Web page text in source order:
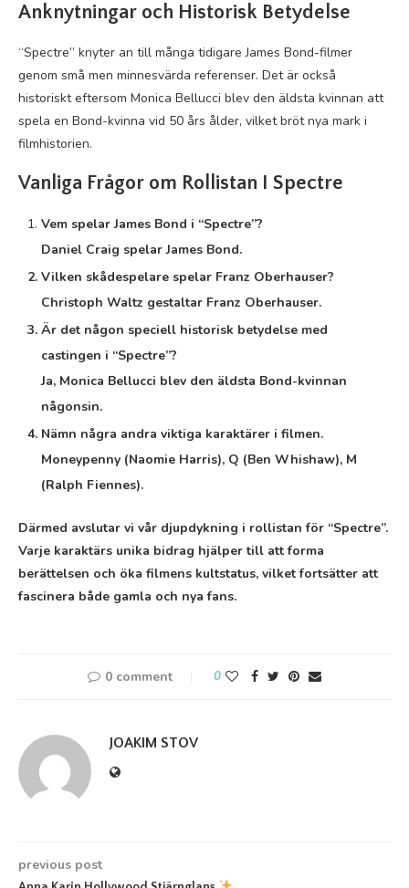
Anknytningar och Historisk Betydelse
“Spectre” knyter an till många tidigare James Bond-filmer
genom små men minnesvärda referenser. Det är också
historiskt eftersom Monica Bellucci blev den äldsta kvinnan att
spela en Bond-kvinna vid 50 års ålder, vilket bröt nya mark i
filmhistorien.
Vanliga Frågor om Rollistan I Spectre
Vem spelar James Bond i “Spectre”?
Daniel Craig spelar James Bond.
Vilken skådespelare spelar Franz Oberhauser?
Christoph Waltz gestaltar Franz Oberhauser.
Är det någon speciell historisk betydelse med
castingen i “Spectre”?
Ja, Monica Bellucci blev den äldsta Bond-kvinnan
någonsin.
Nämn några andra viktiga karaktärer i filmen.
Moneypenny (Naomie Harris), Q (Ben Whishaw), M
(Ralph Fiennes).
Därmed avslutar vi vår djupdykning i rollistan för “Spectre”.
Varje karaktärs unika bidrag hjälper till att forma
berättelsen och öka filmens kultstatus, vilket fortsätter att
fascinera både gamla och nya fans.
0 comment 0
JOAKIM STOV
previous post